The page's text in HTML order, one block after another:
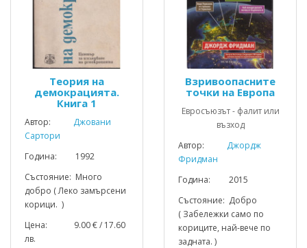
Теория на
демокрацията.
Книга 1
Автор:
Джовани
Сартори
Година: 1992
Състояние: Много
добро ( Леко замърсени
корици. )
Цена: 9.00 € / 17.60
лв.
Взривоопасните
точки на Европа
Евросъюзът - фалит или
възход
Автор:
Джордж
Фридман
Година: 2015
Състояние: Добро
( Забележки само по
кориците, най-вече по
задната. )